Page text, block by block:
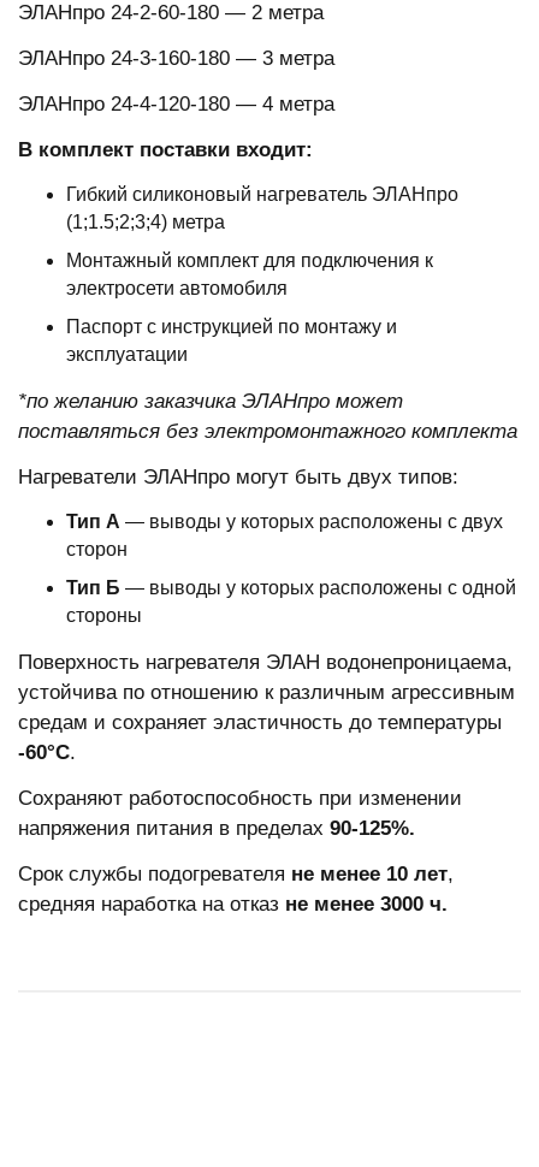
ЭЛАНпро 24-2-60-180 — 2 метра
ЭЛАНпро 24-3-160-180 — 3 метра
ЭЛАНпро 24-4-120-180 — 4 метра
В комплект поставки входит:
Гибкий силиконовый нагреватель ЭЛАНпро
(1;1.5;2;3;4) метра
Монтажный комплект для подключения к
электросети автомобиля
Паспорт с инструкцией по монтажу и
эксплуатации
*по желанию заказчика ЭЛАНпро может
поставляться без электромонтажного комплекта
Нагреватели ЭЛАНпро могут быть двух типов:
Тип А — выводы у которых расположены с двух
сторон
Тип Б — выводы у которых расположены с одной
стороны
Поверхность нагревателя ЭЛАН водонепроницаема,
устойчива по отношению к различным агрессивным
средам и сохраняет эластичность до температуры
-60°С.
Сохраняют работоспособность при изменении
напряжения питания в пределах 90-125%.
Срок службы подогревателя не менее 10 лет,
средняя наработка на отказ не менее 3000 ч.